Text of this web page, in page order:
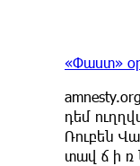
«Փաստ»
դեմ
Ռուբեն
տավ ճ ի ռ